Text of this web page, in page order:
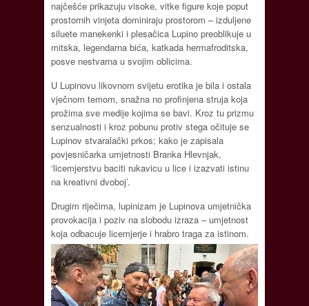
najčešće prikazuju visoke, vitke figure koje poput
prostornih vinjeta dominiraju prostorom – izduljene
siluete manekenki i plesačica Lupino preoblikuje u
mitska, legendarna bića, katkada hermafroditska,
posve nestvarna u svojim oblicima.
U Lupinovu likovnom svijetu erotika je bila i ostala
vječnom temom, snažna no profinjena struja koja
prožima sve medije kojima se bavi. Kroz tu prizmu
senzualnosti i kroz pobunu protiv stega očituje se
Lupinov stvaralački prkos; kako je zapisala
povjesničarka umjetnosti Branka Hlevnjak,
‘licemjerstvu baciti rukavicu u lice i izazvati istinu
na kreativni dvoboj’.
Drugim riječima, lupinizam je Lupinova umjetnička
provokacija i poziv na slobodu izraza – umjetnost
koja odbacuje licemjerje i hrabro traga za istinom.